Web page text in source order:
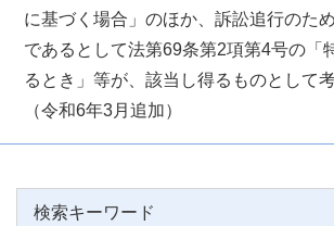
に基づく場合」のほか、訴訟追行のた
であるとして法第69条第2項第4号の「
るとき」等が、該当し得るものとして
（令和6年3月追加）
検索キーワード